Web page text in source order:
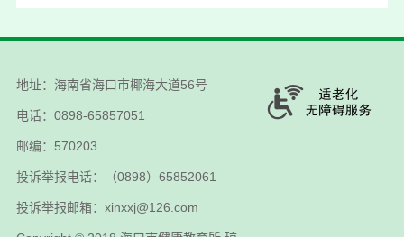
地址：海南省海口市椰海大道56号
电话：0898-65857051
邮编：570203
投诉举报电话：（0898）65852061
投诉举报邮箱：xinxxj@126.com